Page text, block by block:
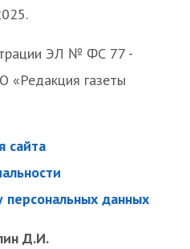
ЭЛ № ФС 77 -
«Редакция газеты
сайта
персональных данных
Д.И.